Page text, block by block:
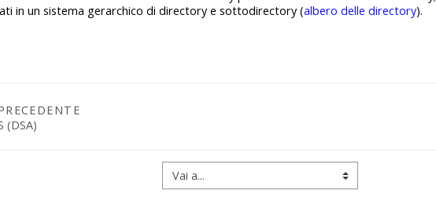
in un sistema gerarchico di directory e sottodirectory (albero delle directory).
(DSA)